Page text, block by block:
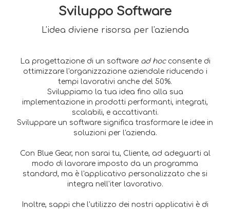
Sviluppo Software
L'idea diviene risorsa per l'azienda
La progettazione di un software ad hocconsente di
ottimizzare l'organizzazione aziendale riducendo i
tempi lavorativi anche del 50%.
Sviluppiamo la tua idea fino alla sua
implementazione in prodotti performanti, integrati,
scalabili, e accattivanti.
Sviluppare un software significa trasformare le idee in
soluzioni per l'azienda.
Con Blue Gear, non sarai tu, Cliente, ad adeguarti al
modo di lavorare imposto da un programma
standard, ma è l'applicativo personalizzato che si
integra nell'iter lavorativo.
Inoltre, sappi che l'utilizzo dei nostri applicativi è di